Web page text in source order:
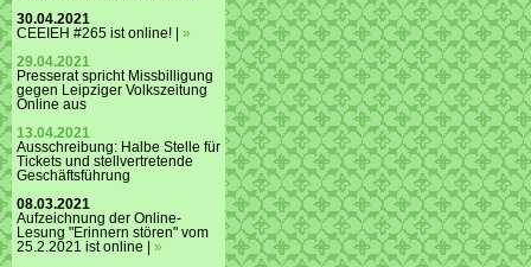
30.04.2021
CEEIEH #265 ist online! | »
29.04.2021
Presserat spricht Missbilligung
gegen Leipziger Volkszeitung
Online aus
13.04.2021
Ausschreibung: Halbe Stelle für
Tickets und stellvertretende
Geschäftsführung
08.03.2021
Aufzeichnung der Online-
Lesung "Erinnern stören" vom
25.2.2021 ist online | »